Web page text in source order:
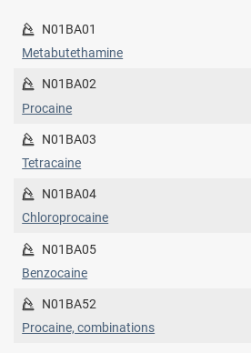
N01BA01
Metabutethamine
N01BA02
Procaine
N01BA03
Tetracaine
N01BA04
Chloroprocaine
N01BA05
Benzocaine
N01BA52
Procaine, combinations